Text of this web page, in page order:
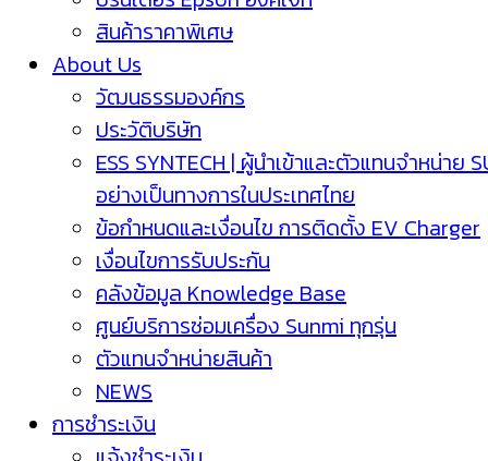
สินค้าราคาพิเศษ
About Us
วัฒนธรรมองค์กร
ประวัติบริษัท
ESS SYNTECH | ผู้นำเข้าและตัวแทนจำหน่าย
อย่างเป็นทางการในประเทศไทย
ข้อกำหนดและเงื่อนไข การติดตั้ง EV Charger
เงื่อนไขการรับประกัน
คลังข้อมูล Knowledge Base
ศูนย์บริการซ่อมเครื่อง Sunmi ทุกรุ่น
ตัวแทนจำหน่ายสินค้า
NEWS
การชำระเงิน